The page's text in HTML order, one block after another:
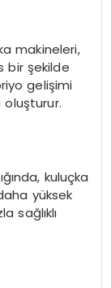
makineleri,
bir şekilde
gelişimi
oluşturur.
kuluçka
yüksek
sağlıklı